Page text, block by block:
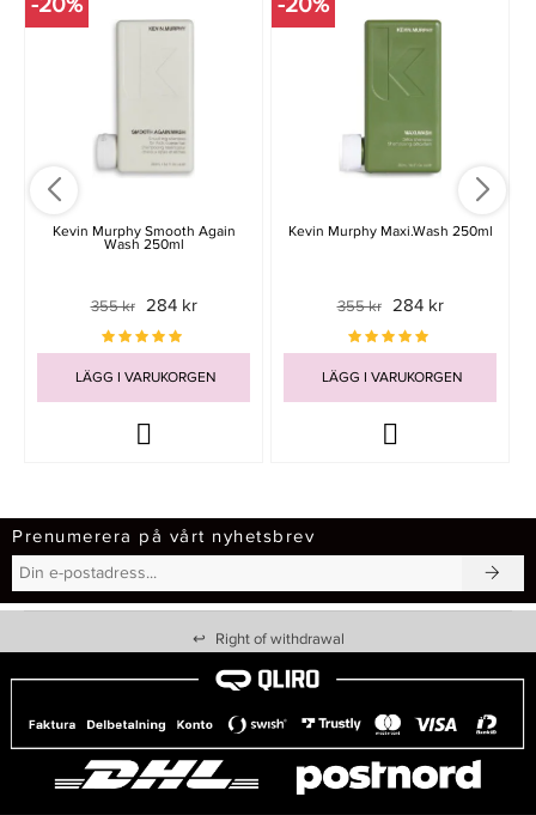
Kevin Murphy Smooth Again
Wash 250ml
355 kr 284 kr
LÄGG I VARUKORGEN
Kevin Murphy Maxi.Wash 250ml
355 kr 284 kr
LÄGG I VARUKORGEN
Prenumerera på vårt nyhetsbrev
↩ Right of withdrawal